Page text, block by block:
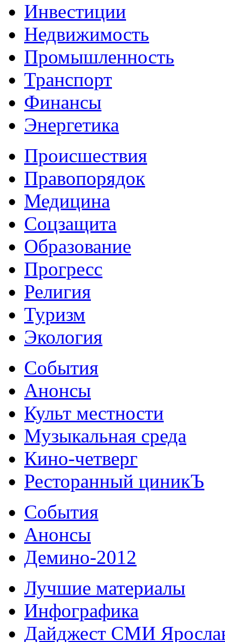
Инвестиции
Недвижимость
Промышленность
Транспорт
Финансы
Энергетика
Происшествия
Правопорядок
Медицина
Соцзащита
Образование
Прогресс
Религия
Туризм
Экология
События
Анонсы
Культ местности
Музыкальная среда
Кино-четверг
Ресторанный циникЪ
События
Анонсы
Демино-2012
Лучшие материалы
Инфографика
Дайджест СМИ